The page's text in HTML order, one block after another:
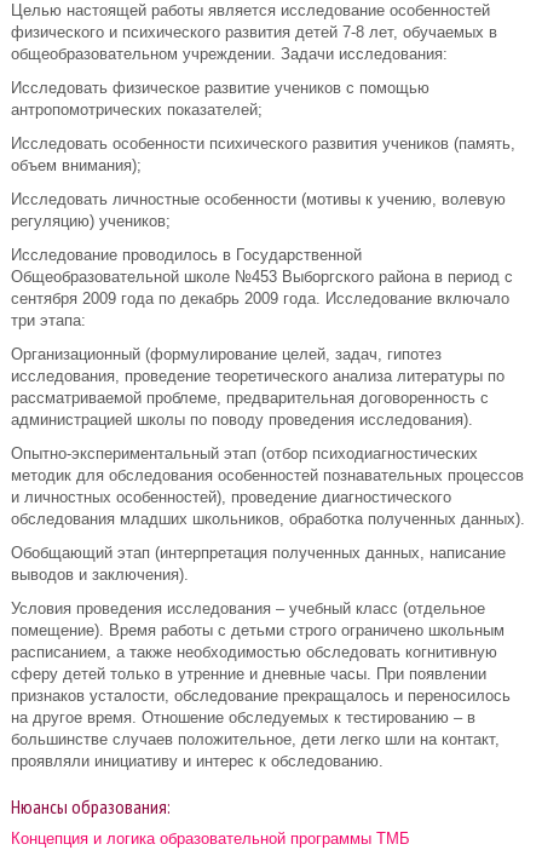
Целью настоящей работы является исследование особенностей
физического и психического развития детей 7-8 лет, обучаемых в
общеобразовательном учреждении. Задачи исследования:
Исследовать физическое развитие учеников с помощью
антропомотрических показателей;
Исследовать особенности психического развития учеников (память,
объем внимания);
Исследовать личностные особенности (мотивы к учению, волевую
регуляцию) учеников;
Исследование проводилось в Государственной
Общеобразовательной школе №453 Выборгского района в период с
сентября 2009 года по декабрь 2009 года. Исследование включало
три этапа:
Организационный (формулирование целей, задач, гипотез
исследования, проведение теоретического анализа литературы по
рассматриваемой проблеме, предварительная договоренность с
администрацией школы по поводу проведения исследования).
Опытно-экспериментальный этап (отбор психодиагностических
методик для обследования особенностей познавательных процессов
и личностных особенностей), проведение диагностического
обследования младших школьников, обработка полученных данных).
Обобщающий этап (интерпретация полученных данных, написание
выводов и заключения).
Условия проведения исследования – учебный класс (отдельное
помещение). Время работы с детьми строго ограничено школьным
расписанием, а также необходимостью обследовать когнитивную
сферу детей только в утренние и дневные часы. При появлении
признаков усталости, обследование прекращалось и переносилось
на другое время. Отношение обследуемых к тестированию – в
большинстве случаев положительное, дети легко шли на контакт,
проявляли инициативу и интерес к обследованию.
Нюансы образования:
Концепция и логика образовательной программы ТМБ